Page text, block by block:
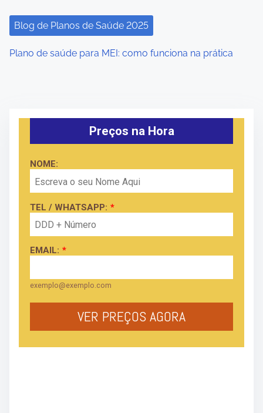
Blog de Planos de Saúde 2025
Plano de saúde para MEI: como funciona na prática